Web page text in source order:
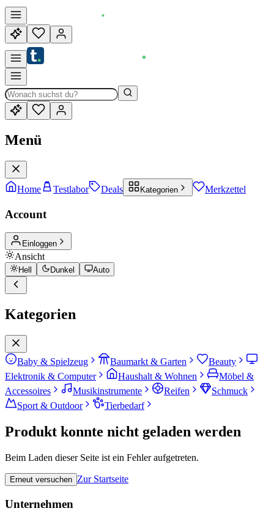
Menü
Home Testlabor Deals Kategorien Merkzettel
Account
Einloggen
Ansicht
Hell Dunkel Auto
Kategorien
Baby & Spielzeug Baumarkt & Garten
Beauty
Elektronik & Computer
Haushalt & Wohnen
Möbel &
Accessoires
Musikinstrumente Reifen
Schmuck
Sport & Outdoor
Tierbedarf
Produkt konnte nicht geladen werden
Beim Laden dieser Seite ist ein Fehler aufgetreten.
Erneut versuchen Zur Startseite
Unternehmen